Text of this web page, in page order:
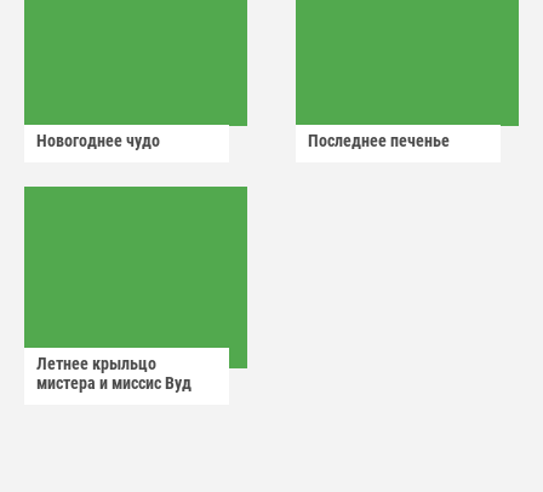
Новогоднее чудо Последнее печенье
Летнее крыльцо
мистера и миссис Вуд